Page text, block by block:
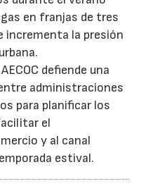
en franjas de tres
incrementa la presión
defiende una
administraciones
para planificar los
el
y al canal
estival.